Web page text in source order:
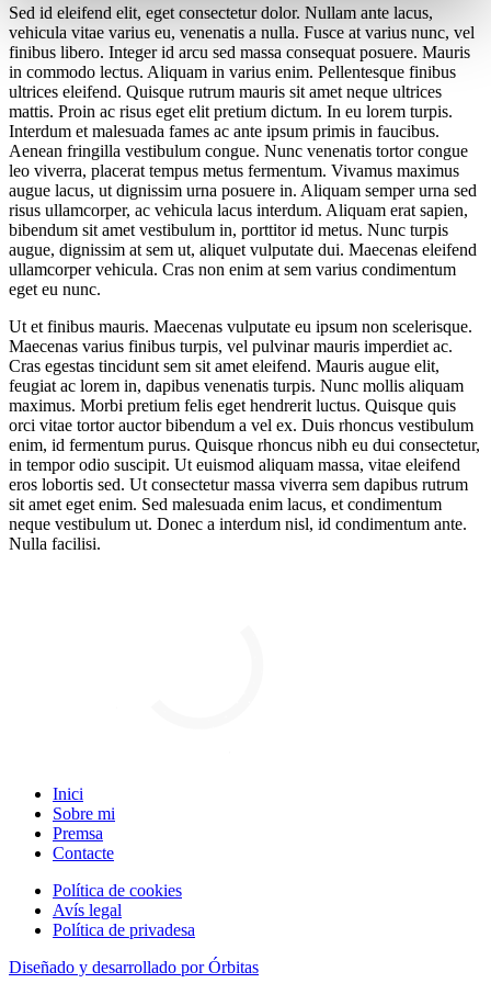
Sed id eleifend elit, eget consectetur dolor. Nullam ante lacus,
vehicula vitae varius eu, venenatis a nulla. Fusce at varius nunc, vel
finibus libero. Integer id arcu sed massa consequat posuere. Mauris
in commodo lectus. Aliquam in varius enim. Pellentesque finibus
ultrices eleifend. Quisque rutrum mauris sit amet neque ultrices
mattis. Proin ac risus eget elit pretium dictum. In eu lorem turpis.
Interdum et malesuada fames ac ante ipsum primis in faucibus.
Aenean fringilla vestibulum congue. Nunc venenatis tortor congue
leo viverra, placerat tempus metus fermentum. Vivamus maximus
augue lacus, ut dignissim urna posuere in. Aliquam semper urna sed
risus ullamcorper, ac vehicula lacus interdum. Aliquam erat sapien,
bibendum sit amet vestibulum in, porttitor id metus. Nunc turpis
augue, dignissim at sem ut, aliquet vulputate dui. Maecenas eleifend
ullamcorper vehicula. Cras non enim at sem varius condimentum
eget eu nunc.
Ut et finibus mauris. Maecenas vulputate eu ipsum non scelerisque.
Maecenas varius finibus turpis, vel pulvinar mauris imperdiet ac.
Cras egestas tincidunt sem sit amet eleifend. Mauris augue elit,
feugiat ac lorem in, dapibus venenatis turpis. Nunc mollis aliquam
maximus. Morbi pretium felis eget hendrerit luctus. Quisque quis
orci vitae tortor auctor bibendum a vel ex. Duis rhoncus vestibulum
enim, id fermentum purus. Quisque rhoncus nibh eu dui consectetur,
in tempor odio suscipit. Ut euismod aliquam massa, vitae eleifend
eros lobortis sed. Ut consectetur massa viverra sem dapibus rutrum
sit amet eget enim. Sed malesuada enim lacus, et condimentum
neque vestibulum ut. Donec a interdum nisl, id condimentum ante.
Nulla facilisi.
Inici
Sobre mi
Premsa
Contacte
Política de cookies
Avís legal
Política de privadesa
Diseñado y desarrollado por Órbitas